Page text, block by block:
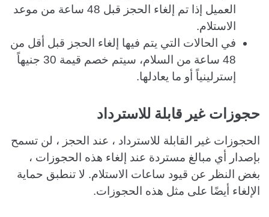
العميل إذا تم إلغاء الحجز قبل 48 ساعة من موعد
الاستلام.
في الحالات التي يتم فيها إلغاء الحجز قبل أقل من
48 ساعة من السلام، سيتم خصم قيمة 30 جنيهاً
إسترلينياً أو ما يعادلها.
حجوزات غير قابلة للاسترداد
الحجوزات غير القابلة للاسترداد ، عند الحجز ، لن تسمح
بإصدار أي مبالغ مستردة عند إلغاء هذه الحجوزات ،
بغض النظر عن قيود ساعات الاستلام. لا تنطبق حماية
الإلغاء أيضًا على مثل هذه الحجوزات.